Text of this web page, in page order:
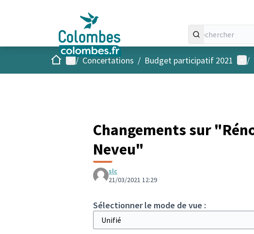
AccueilMenu principal
/ Concertations / Budget participatif 2021 /
Changements sur
Neveu"
slc
21/03/2021 12:29
Sélectionner le mode de vue :